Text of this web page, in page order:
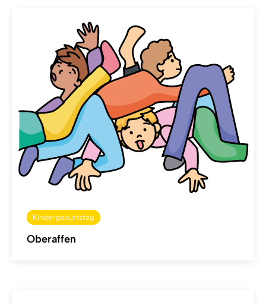
Kindergeburtstag
Oberaffen